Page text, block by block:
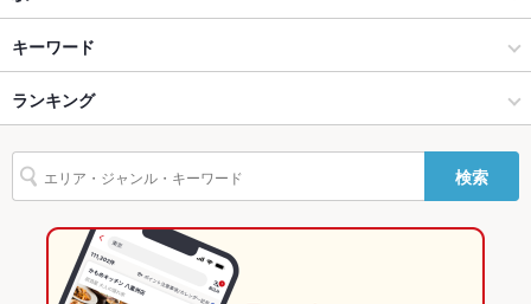
貸切
設備
Wi-Fi なし
バリアフリ
なし ：お手伝いが必要な際はお気軽にご連絡ください。お困り
の際はスタッフまでお気軽にお申し付けください。
浜松 × イタリアン・フレンチ
浜松 × フレンチ
第一通り駅 × イタリアン・フレンチ
第一通り駅 × フレンチ
浜松駅 × イタリアン・フレンチ
浜松駅 × フレンチ
静岡
静岡 × イタリアン・フレンチ
静岡 × フレンチ
新浜松駅
第一通り駅
浜松駅
キーワード
デザート
ランキング
静岡のグルメランキング
静岡のイタリアン・フレンチランキング
静岡のフレンチランキング
検索